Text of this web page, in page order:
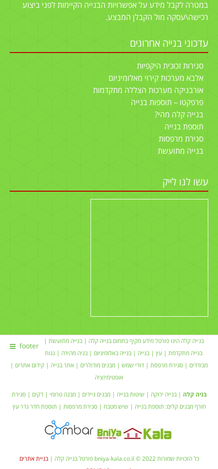
במטרה לקבל מידע על אפשרויות הבנייה הקיימות לפני ביצוע
רכישה\עסקה מול הקבלן המבצע.
עדכוני בנייה אחרונים
סגירות זכוכית היקפיות
אלבא מערכות קירוי מאלומיניום
אורבניקה מערכות הצללה מתקדמות
פרפקטו – תוספות בנייה
בנייה קלה מהי?
תוספת בנייה
סגירת מרפסות
בנייה מתועשת
עשו לנו לייק
footer
בנייה קלה הינו פורטל מידע מקיף בתחוםבנייה קלה |בנייה מתועשת
בנייה מתקדמת | עץ בנייה בנייה באלומיניום בניה מהירה
גגות
מבודדים
סגירת מרפסת דודי שמש | מבנים מודולרים | אתר בנייה קידום אתרים
אופטימיזציה
בניה קלה |בנייה ירוקה שיטות בנייה |מבנים ניידים | מבנה טרומי |דקים |סגירת
חורף מבנים קלים: תוספת בנייה שיש מטבח | סגירת מרפסות | תוספת חדרגדר עץ
כל הזכויות שמורות bniya-kala.co.il © 2022 פורטל בנייה קלה |
בניית אתרים